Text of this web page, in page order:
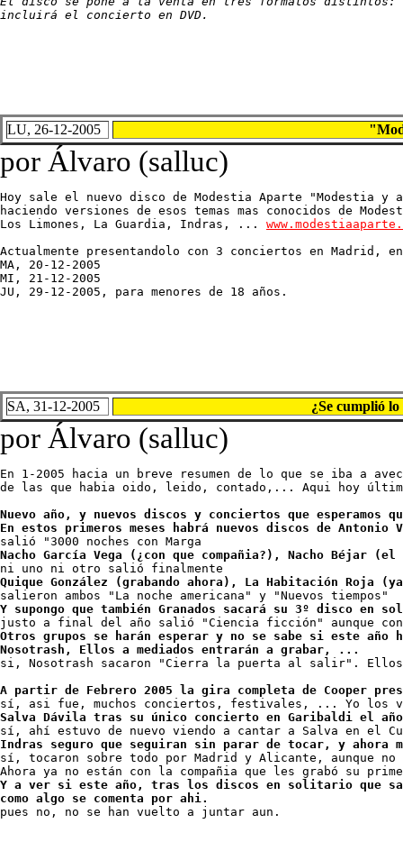
incluirá el concierto en DVD.
LU, 26-12-2005
por Álvaro (salluc)
Hoy sale el nuevo disco de Modestia Aparte "Modestia
haciendo versiones de esos temas mas conocidos de
Los Limones, La Guardia, Indras, ...
Actualmente presentandolo con 3 conciertos en Madrid,
MA, 20-12-2005
MI, 21-12-2005
JU, 29-12-2005, para menores de 18 años.
SA, 31-12-2005 ¿Se cumplió
por Álvaro (salluc)
En 1-2005 hacia un breve resumen de lo que se iba a
de las que habia oido, leido, contado,... Aqui hoy
Nuevo año, y nuevos discos y conciertos que esperamos
En estos primeros meses habrá nuevos discos de Antonio
Nacho García Vega (¿con que compañia?), Nacho Béjar
Quique González (grabando ahora), La Habitación Roja
Y supongo que también Granados sacará su 3º disco en
Otros grupos se harán esperar y no se sabe si este año
Nosotrash, Ellos a mediados entrarán a grabar, ...
si, Nosotrash sacaron "Cierra la puerta al salir". Ellos
A partir de Febrero 2005 la gira completa de Cooper
Salva Dávila tras su único concierto en Garibaldi el
Indras seguro que seguiran sin parar de tocar, y ahora
sí, tocaron sobre todo por Madrid y Alicante, aunque
Y a ver si este año, tras los discos en solitario que
como algo se comenta por ahi.
pues no, no se han vuelto a juntar aun.